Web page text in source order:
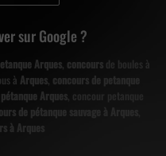
sur Google ?
Arques, concoursde boules à
à Arques, concours de petanque
Arques, concour petanque
de pétanque sauvage à Arques
à Arques